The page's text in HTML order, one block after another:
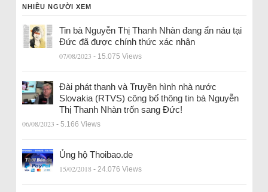
NHIỀU NGƯỜI XEM
Tin bà Nguyễn Thị Thanh Nhàn đang ẩn náu tại
Đức đã được chính thức xác nhận
07/08/2023 - 15.075 Views
Đài phát thanh và Truyền hình nhà nước
Slovakia (RTVS) công bố thông tin bà Nguyễn
Thị Thanh Nhàn trốn sang Đức!
06/08/2023 - 5.166 Views
Ủng hộ Thoibao.de
15/02/2018 - 24.076 Views